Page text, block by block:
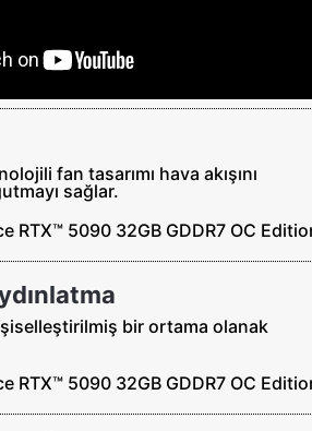
fan tasarımı hava akışını
sağlar.
bir ortama olanak